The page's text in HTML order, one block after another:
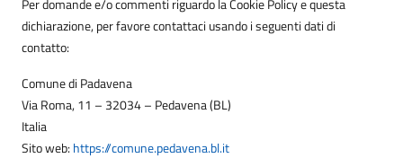
Per domande e/o commenti riguardo la Cookie Policy e questa
dichiarazione, per favore contattaci usando i seguenti dati di
contatto:
Comune di Padavena
Via Roma, 11 – 32034 – Pedavena (BL)
Italia
Sito web: https://comune.pedavena.bl.it